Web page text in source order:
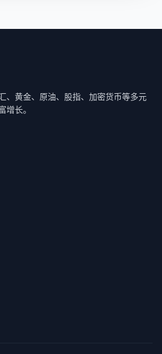
、黄金、原油、股指、加密货币等多元
长。